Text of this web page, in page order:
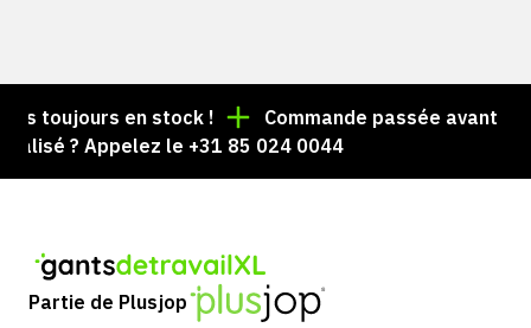
toujours en stock !
Commande passée avant 15
? Appelez le +31 85 024 0044
Partie de Plusjop